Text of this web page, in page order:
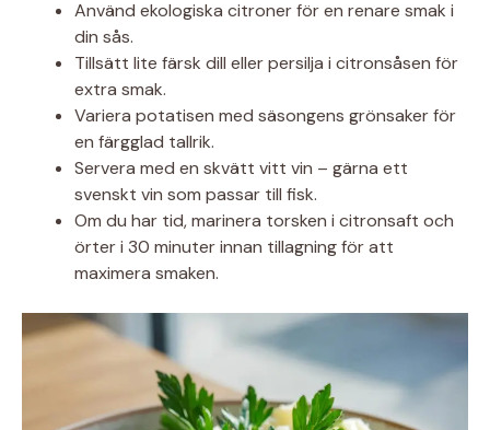
Använd ekologiska citroner för en renare smak i
din sås.
Tillsätt lite färsk dill eller persilja i citronsåsen för
extra smak.
Variera potatisen med säsongens grönsaker för
en färgglad tallrik.
Servera med en skvätt vitt vin – gärna ett
svenskt vin som passar till fisk.
Om du har tid, marinera torsken i citronsaft och
örter i 30 minuter innan tillagning för att
maximera smaken.